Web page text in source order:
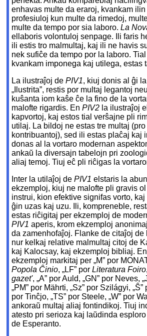
enhavas multe da eraroj, kvankam
profesiuloj kun multe da rimedoj,
multe da tempo por sia laboro.La
ellaboris volontuloj senpage. Ili faris
ili estis tro malmultaj, kaj ili ne havis
nek sufiĉe da tempo por la laboro.
kvankam imponega kaj utilega, estas
La ilustraĵoj dePIV1, kiuj donis al ĝi
„Ilustrita”, restis por multaj legantoj
kuŝanta iom kaŝe ĉe la fino de la
malofte rigardis. EnPIV2 la ilustraĵoj
kapvortoj, kaj estos tial verŝajne pli
utilaj. La bildoj ne estas tre multaj
kontribuantoj), sed ili estas plaĉaj kaj
donas al la vortaro modernan
ankaŭ la diversajn tabelojn pri
aliaj temoj. Tiuj eĉ pli riĉigas la
Inter la utilaĵoj dePIV1 elstaris la
ekzemploj, kiuj ne malofte pli gravis
instrui, kion efektive signifas vorto,
ĝin uzas kaj uzu. Ili, kompreneble,
estas riĉigitaj per ekzemploj de
PIV1 aperis, krom ekzemploj
da zamenhofaĵoj. Flanke de citaĵoj de
nur kelkaj relative malmultaj citoj de
kaj Kalocsay, kaj ekzemploj bibliaj.
ekzemploj markitaj per „M” por M
Popola Ĉinio, „LF” porLiteratura Foiro
gazet', „A” por Auld, „GN” por Neves,
„PM” por Mährti, „Sz” por Szilágyi, „Ŝ”
por Tinĉjo, „TS” por Steele, „W” por
ankoraŭ multaj aliaj fontindikoj. Tiuj
atesto pri serioza kaj laŭdinda
de Esperanto.